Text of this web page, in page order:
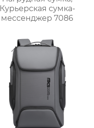
Курьерская сумка-
мессенджер 7086